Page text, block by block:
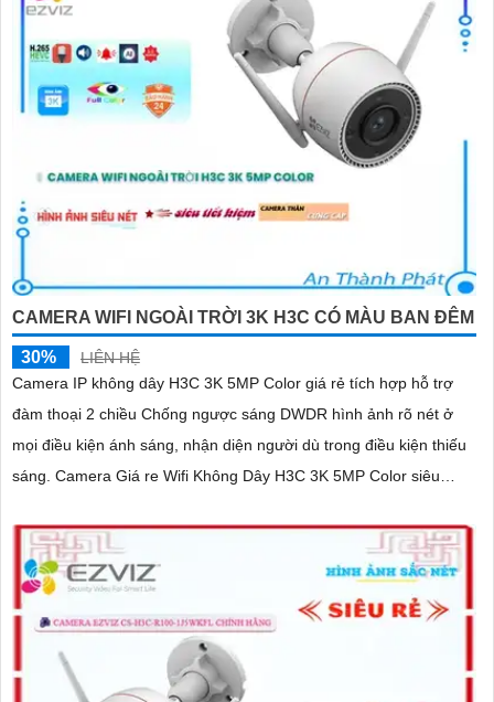
CAMERA WIFI NGOÀI TRỜI 3K H3C CÓ MÀU BAN ĐÊM
30%
LIÊN HỆ
Camera IP không dây H3C 3K 5MP Color giá rẻ tích hợp hỗ trợ
đàm thoại 2 chiều Chống ngược sáng DWDR hình ảnh rõ nét ở
mọi điều kiện ánh sáng, nhận diện người dù trong điều kiện thiếu
sáng. Camera Giá re Wifi Không Dây H3C 3K 5MP Color siêu